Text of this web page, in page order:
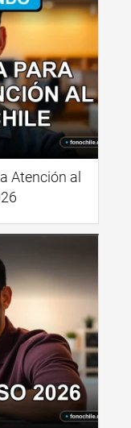
Atención al